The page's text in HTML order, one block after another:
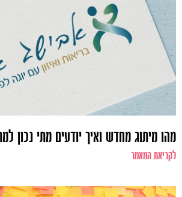
מהו מיתוג מחדש ואיך יודעים מתי נכון
לקריאת המאמר